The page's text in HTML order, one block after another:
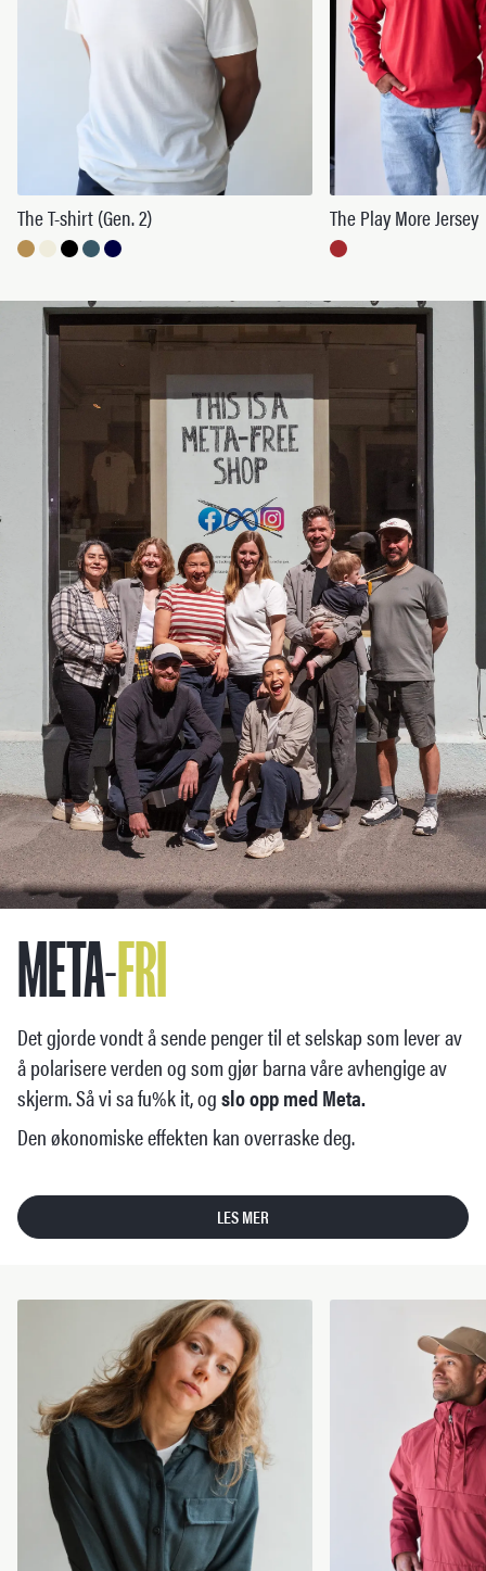
The T-shirt (Gen. 2) The Play More Jersey
META-FRI
Det gjorde vondt å sende penger til et selskap som lever av
å polarisere verden og som gjør barna våre avhengige av
skjerm. Så vi sa fu%k it, ogslo opp med Meta.
Den økonomiske effekten kan overraske deg.
LES MER